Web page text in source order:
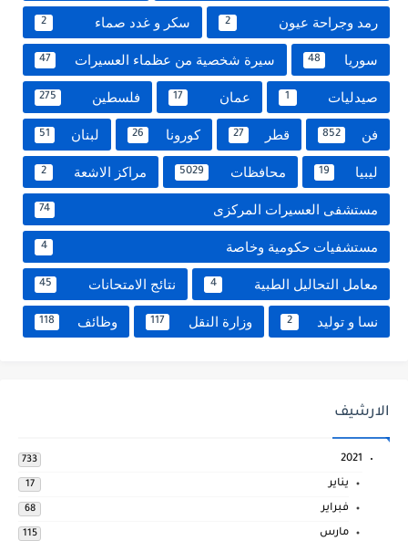
رمد وجراحة عيون 2 سكر و غدد صماء 2
سوريا 48 سيرة شخصية من عظماء العسيرات 47
صيدليات 1 عمان 17 فلسطين 275
فن 852 قطر 27 كورونا 26 لبنان 51
ليبيا 19 محافظات 5029 مراكز الاشعة 2
مستشفى العسيرات المركزى 74
مستشفيات حكومية وخاصة 4
معامل التحاليل الطبية 4 نتائج الامتحانات 45
نسا و توليد 2 وزارة النقل 117 وظائف 118
الارشيف
2021
733
يناير 17
فبراير 68
مارس 115